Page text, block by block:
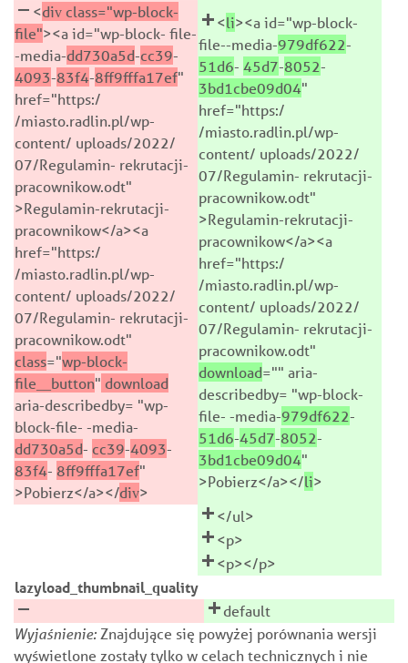
<div class="wp-block-
file"><a id="wp-block- file-
-media-dd730a5d-cc39-
4093-83f4-8ff9fffa17ef"
href="https:/
/miasto.radlin.pl/wp-
content/ uploads/2022/
07/Regulamin- rekrutacji-
pracownikow.odt"
>Regulamin-rekrutacji-
pracownikow</a><a
href="https:/
/miasto.radlin.pl/wp-
content/ uploads/2022/
07/Regulamin- rekrutacji-
pracownikow.odt"
class="wp-block-
file__button" download
aria-describedby= "wp-
block-file- -media-
dd730a5d- cc39-4093-
83f4- 8ff9fffa17ef"
>Pobierz</a></div>
<li><a id="wp-block-
file--media-979df622-
51d6- 45d7-8052-
3bd1cbe09d04"
href="https:/
/miasto.radlin.pl/wp-
content/ uploads/2022/
07/Regulamin- rekrutacji-
pracownikow.odt"
>Regulamin-rekrutacji-
pracownikow</a><a
href="https:/
/miasto.radlin.pl/wp-
content/ uploads/2022/
07/Regulamin- rekrutacji-
pracownikow.odt"
download="" aria-
describedby= "wp-block-
file- -media-979df622-
51d6-45d7-8052-
3bd1cbe09d04"
>Pobierz</a></li>
</ul>
<p>
<p></p>
lazyload_thumbnail_quality
default
Wyjaśnienie: Znajdujące się powyżej porównania wersji
wyświetlone zostały tylko w celach technicznych i nie